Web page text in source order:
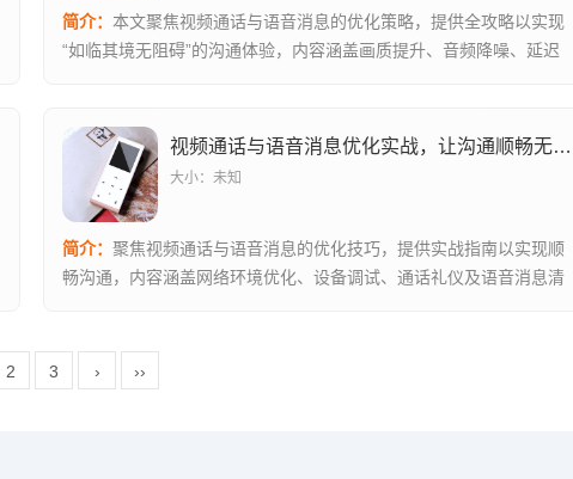
简介：本文聚焦视频通话与语音消息的优化策略，提供全攻略以实现
“如临其境无阻碍”的沟通体验，内容涵盖画质提升、音频降噪、延迟
视频通话与语音消息优化实战，让沟通顺畅无阻的技巧全解析
大小：未知
简介：聚焦视频通话与语音消息的优化技巧，提供实战指南以实现顺
畅沟通，内容涵盖网络环境优化、设备调试、通话礼仪及语音消息清
2 3 › ››